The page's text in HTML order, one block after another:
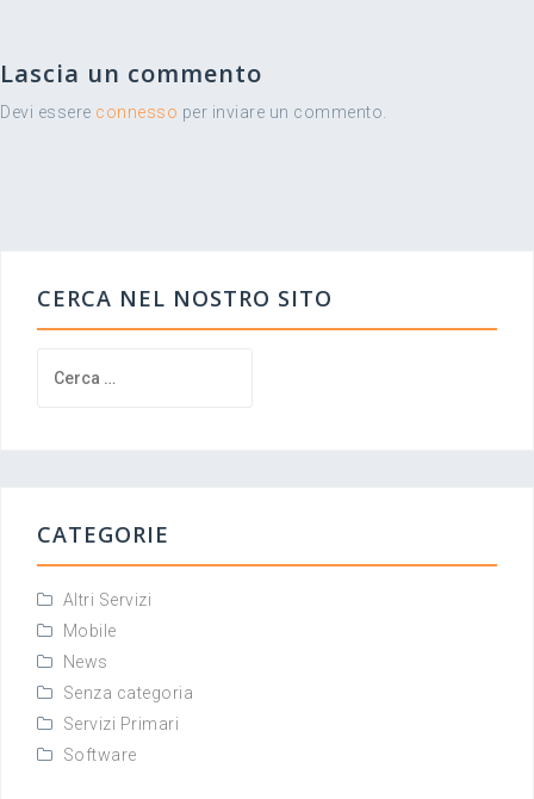
Lascia un commento
Devi essere connesso per inviare un commento.
CERCA NEL NOSTRO SITO
per:
CATEGORIE
Altri Servizi
Mobile
News
Senza categoria
Servizi Primari
Software